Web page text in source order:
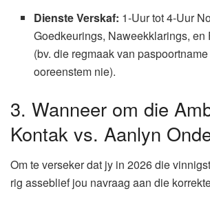
Dienste Verskaf: 1-Uur tot 4-Uur
Goedkeurings, Naweekklarings, en
(bv. die regmaak van
ooreenstem nie).
3. Wanneer om die
Kontak vs. Aanlyn
Om te verseker dat jy in 2026 die
rig asseblief jou navraag aan die